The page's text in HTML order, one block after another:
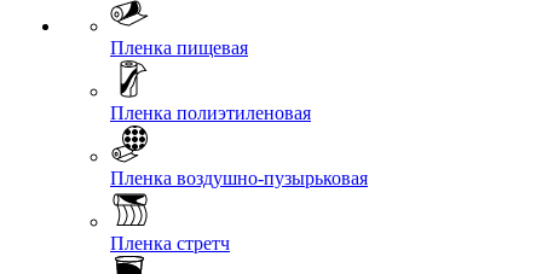
Пленка пищевая
Пленка полиэтиленовая
Пленка воздушно-пузырьковая
Пленка стретч